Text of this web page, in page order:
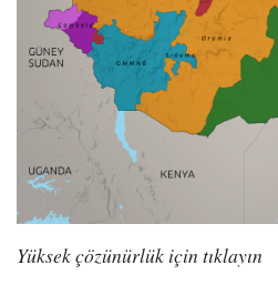
Yüksek çözünürlük için tıklayın